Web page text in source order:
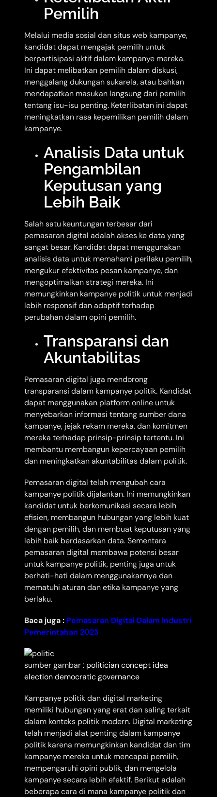
Pemilih
Melalui media sosial dan situs web kampanye,
kandidat dapat mengajak pemilih untuk
berpartisipasi aktif dalam kampanye mereka.
Ini dapat melibatkan pemilih dalam diskusi,
menggalang dukungan sukarela, atau bahkan
mendapatkan masukan langsung dari pemilih
tentang isu-isu penting. Keterlibatan ini dapat
meningkatkan rasa kepemilikan pemilih dalam
kampanye.
Analisis Data untuk
Pengambilan
Keputusan yang
Lebih Baik
Salah satu keuntungan terbesar dari
pemasaran digital adalah akses ke data yang
sangat besar. Kandidat dapat menggunakan
analisis data untuk memahami perilaku pemilih,
mengukur efektivitas pesan kampanye, dan
mengoptimalkan strategi mereka. Ini
memungkinkan kampanye politik untuk menjadi
lebih responsif dan adaptif terhadap
perubahan dalam opini pemilih.
Transparansi dan
Akuntabilitas
Pemasaran digital juga mendorong
transparansi dalam kampanye politik. Kandidat
dapat menggunakan platform online untuk
menyebarkan informasi tentang sumber dana
kampanye, jejak rekam mereka, dan komitmen
mereka terhadap prinsip-prinsip tertentu. Ini
membantu membangun kepercayaan pemilih
dan meningkatkan akuntabilitas dalam politik.
Pemasaran digital telah mengubah cara
kampanye politik dijalankan. Ini memungkinkan
kandidat untuk berkomunikasi secara lebih
efisien, membangun hubungan yang lebih kuat
dengan pemilih, dan membuat keputusan yang
lebih baik berdasarkan data. Sementara
pemasaran digital membawa potensi besar
untuk kampanye politik, penting juga untuk
berhati-hati dalam menggunakannya dan
mematuhi aturan dan etika kampanye yang
berlaku.
Baca juga :Pemasaran Digital Dalam Industri
Pemerintahan 2023
sumber gambar : politician concept idea
election democratic governance
Kampanye politik dan digital marketing
memiliki hubungan yang erat dan saling terkait
dalam konteks politik modern. Digital marketing
telah menjadi alat penting dalam kampanye
politik karena memungkinkan kandidat dan tim
kampanye mereka untuk mencapai pemilih,
mempengaruhi opini publik, dan mengelola
kampanye secara lebih efektif. Berikut adalah
beberapa cara di mana kampanye politik dan